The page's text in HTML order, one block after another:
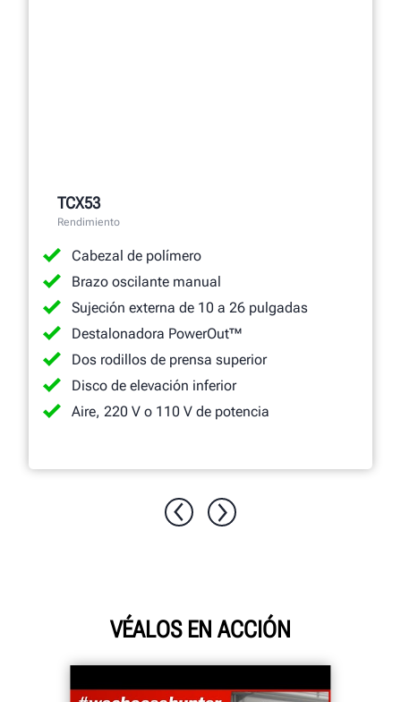
TCX53
Rendimiento
Cabezal de polímero
Brazo oscilante manual
Sujeción externa de 10 a 26 pulgadas
Destalonadora PowerOut™
Dos rodillos de prensa superior
Disco de elevación inferior
Aire, 220 V o 110 V de potencia
VÉALOS EN ACCIÓN